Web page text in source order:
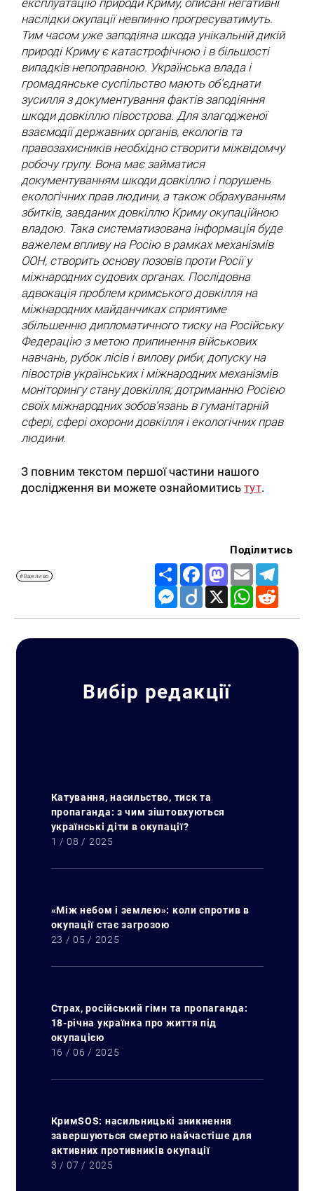
експлуатацію природи Криму, описані негативні
наслідки окупації невпинно прогресуватимуть.
Тим часом уже заподіяна шкода унікальній дикій
природі Криму є катастрофічною і в більшості
випадків непоправною. Українська влада і
громадянське суспільство мають об’єднати
зусилля з документування фактів заподіяння
шкоди довкіллю півострова. Для злагодженої
взаємодії державних органів, екологів та
правозахисників необхідно створити міжвідомчу
робочу групу. Вона має займатися
документуванням шкоди довкіллю і порушень
екологічних прав людини, а також обрахуванням
збитків, завданих довкіллю Криму окупаційною
владою. Така систематизована інформація буде
важелем впливу на Росію в рамках механізмів
ООН, створить основу позовів проти Росії у
міжнародних судових органах. Послідовна
адвокація проблем кримського довкілля на
міжнародних майданчиках сприятиме
збільшенню дипломатичного тиску на Російську
Федерацію з метою припинення військових
навчань, рубок лісів і вилову риби; допуску на
півострів українських і міжнародних механізмів
моніторингу стану довкілля; дотриманню Росією
своїх міжнародних зобов’язань в гуманітарній
сфері, сфері охорони довкілля і екологічних прав
людини.
З повним текстом першої частини нашого
дослідження ви можете ознайомитисьтут.
#Важливо
Поділитись
Share FacebookMastodon
Email
Messenger
Diigo X WhatsApp
Вибір редакції
Катування, насильство, тиск та
пропаганда: з чим зіштовхуються
українські діти в окупації?
1 / 08 / 2025
«Між небом і землею»: коли спротив в
окупації стає загрозою
23 / 05 / 2025
Страх, російський гімн та пропаганда:
18-річна українка про життя під
окупацією
16 / 06 / 2025
КримSOS: насильницькі зникнення
завершуються смертю найчастіше для
активних противників окупації
3 / 07 / 2025